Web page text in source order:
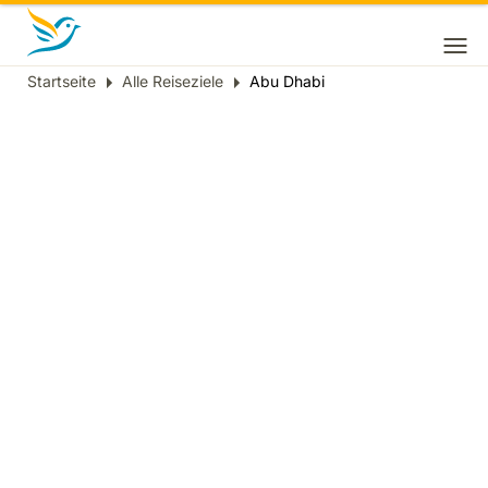
Breadcrumb
Startseite Alle Reiseziele Abu Dhabi